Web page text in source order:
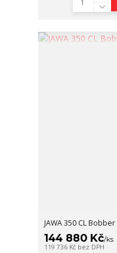
JAWA 350 CL Bobber
144 880 Kč/ks
119 736 Kč bez DPH